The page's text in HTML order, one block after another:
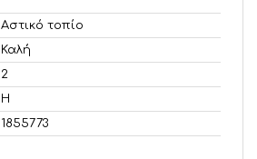
Αστικό τοπίο
Καλή
2
Η
1855773